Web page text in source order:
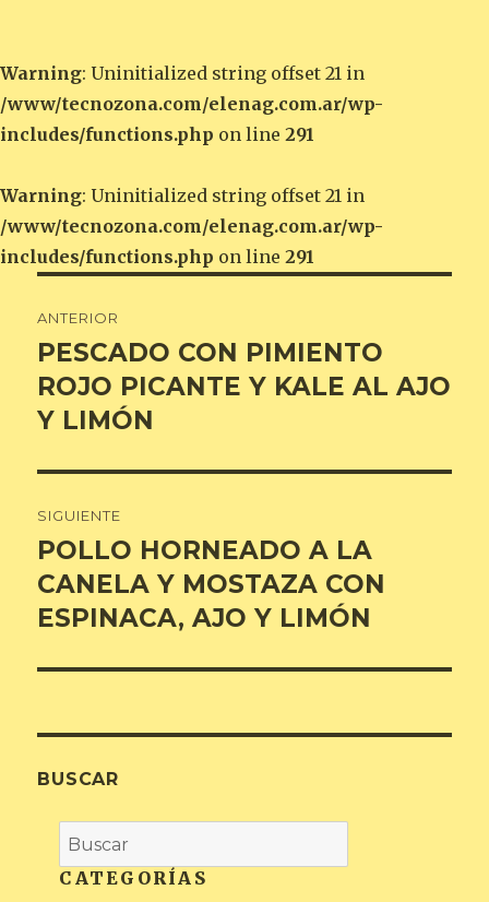
Warning: Uninitialized string offset 21 in
/www/tecnozona.com/elenag.com.ar/wp-
includes/functions.php on line 291
Warning: Uninitialized string offset 21 in
/www/tecnozona.com/elenag.com.ar/wp-
includes/functions.php on line 291
de
entradas
ANTERIOR
Entrada
anterior:
PESCADO CON PIMIENTO
ROJO PICANTE Y KALE AL AJO
Y LIMÓN
SIGUIENTE
Entrada
siguiente:
POLLO HORNEADO A LA
CANELA Y MOSTAZA CON
ESPINACA, AJO Y LIMÓN
BUSCAR
CATEGORÍAS